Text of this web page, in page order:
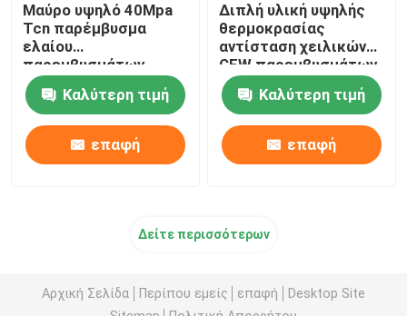
Μαύρο υψηλό 40Mpa
Tcn παρέμβυσμα
ελαίου
παρεμβυσμάτων
ελαίου NBR υδραυλικό
Καλύτερη τιμή
επαφή
Διπλή υλική υψηλής
θερμοκρασίας
αντίσταση χειλικών
CFW παρεμβυσμάτων
ελαίου FKM
Καλύτερη τιμή
επαφή
Δείτε περισσότερων
Αρχική Σελίδα Περίπου εμείς επαφή
Desktop Site